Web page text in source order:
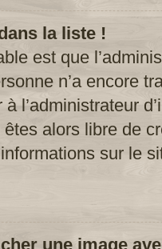
la liste !
est que
n’a encore
l’administrateur
êtes alors libre de
sur le
une image